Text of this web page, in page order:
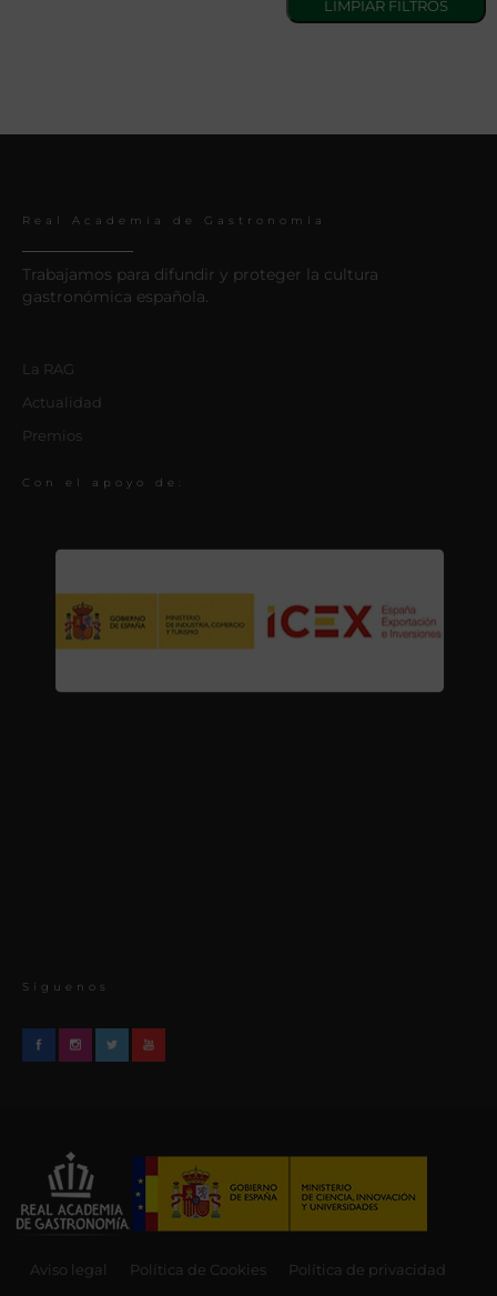
Real Academia de Gastronomía
Trabajamos para difundir y proteger la cultura
gastronómica española.
La RAG
Actualidad
Premios
Con el apoyo de:
Síguenos
Aviso legal Política de Cookies Política de privacidad